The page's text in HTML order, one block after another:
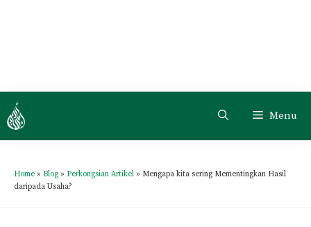
Menu
Home » Blog » Perkongsian Artikel » Mengapa kita sering Mementingkan Hasil
daripada Usaha?